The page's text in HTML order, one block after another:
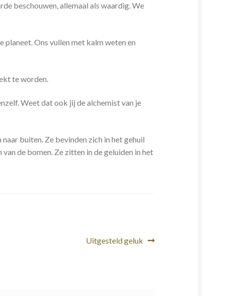
beschouwen, allemaal als waardig. We
Ons vullen met kalm weten en
te worden.
Weet dat ook jij de alchemist van je
buiten. Ze bevinden zich in het gehuil
de bomen. Ze zitten in de geluiden in het
Volgend
Uitgesteld geluk